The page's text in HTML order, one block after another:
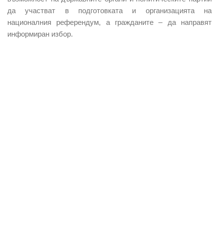
да участват в подготовката и организацията на
националния референдум, а гражданите – да направят
информиран избор.